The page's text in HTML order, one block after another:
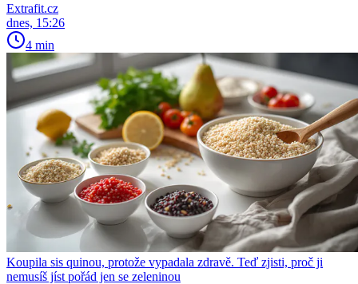
Extrafit.cz
dnes, 15:26
4 min
Koupila sis quinou, protože vypadala zdravě. Teď zjisti, proč ji
nemusíš jíst pořád jen se zeleninou